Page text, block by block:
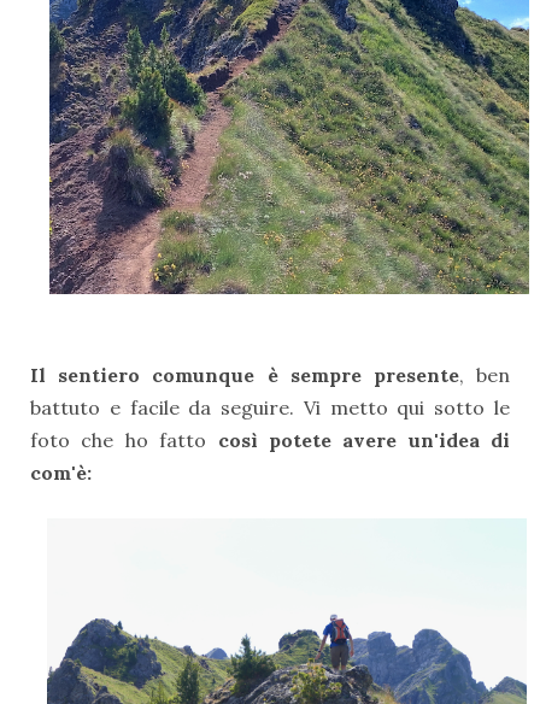
Il sentiero comunque è sempre presente, ben
battuto e facile da seguire. Vi metto qui sotto le
foto che ho fatto così potete avere un'idea di
com'è: